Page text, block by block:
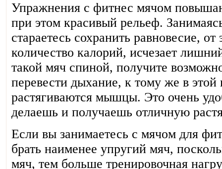
Упражнения с фитнес мячом
при этом красивый рельеф.
стараетесь сохранить равновесие,
количество калорий, исчезает
такой мяч спиной, получите
перевести дыхание, к тому же в этой
растягиваются мышцы. Это очень
делаешь и получаешь отличную
Если вы занимаетесь с мячом для
брать наименее упругий мяч,
мяч, тем больше тренировочная